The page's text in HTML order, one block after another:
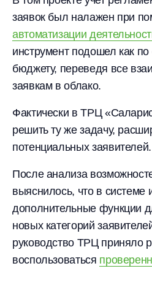
заявок был налажен при
автоматизации
инструмент подошел как
бюджету, переведя все
заявкам в облако.
Фактически в ТРЦ
решить ту же задачу,
потенциальных заявителей.
После анализа
выяснилось, что в системе
дополнительные функции
новых категорий
руководство ТРЦ приняло
воспользоваться